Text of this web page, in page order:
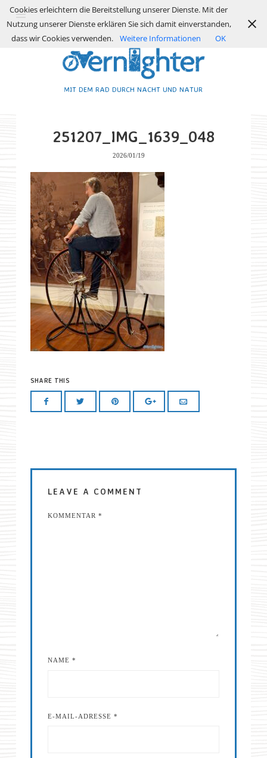
MIT DEM RAD DURCH NACHT UND NATUR
251207_IMG_1639_048
2026/01/19
SHARE THIS
LEAVE A COMMENT
KOMMENTAR *
NAME *
E-MAIL-ADRESSE *
Cookies erleichtern die Bereitstellung unserer Dienste. Mit der
Nutzung unserer Dienste erklären Sie sich damit einverstanden,
dass wir Cookies verwenden.
Weitere Informationen OK